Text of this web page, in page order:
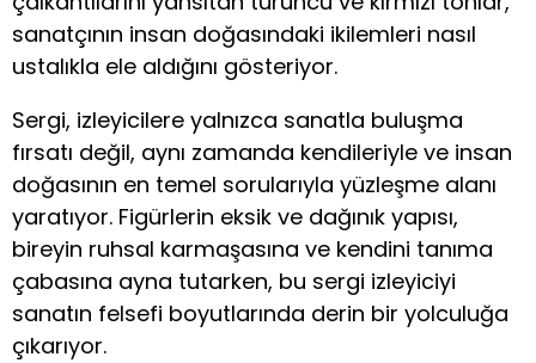
sanatçının insan doğasındaki ikilemleri nasıl
ustalıkla ele aldığını gösteriyor.
Sergi, izleyicilere yalnızca sanatla buluşma
fırsatı değil, aynı zamanda kendileriyle ve insan
doğasının en temel sorularıyla yüzleşme alanı
yaratıyor. Figürlerin eksik ve dağınık yapısı,
bireyin ruhsal karmaşasına ve kendini tanıma
çabasına ayna tutarken, bu sergi izleyiciyi
sanatın felsefi boyutlarında derin bir yolculuğa
çıkarıyor.